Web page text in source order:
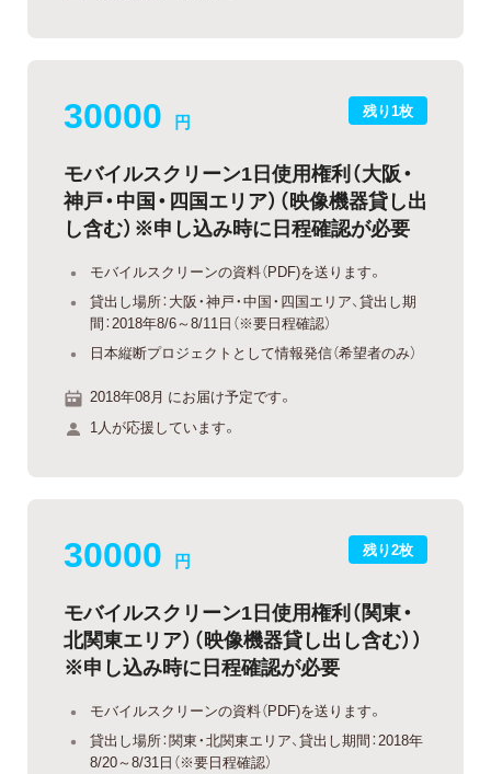
残り1枚
30000 円
モバイルスクリーン1日使用権利（大阪・
神戸・中国・四国エリア）（映像機器貸し出
し含む）※申し込み時に日程確認が必要
モバイルスクリーンの資料（PDF)を送ります。
貸出し場所：大阪・神戸・中国・四国エリア、貸出し期
間：2018年8/6～8/11日（※要日程確認）
日本縦断プロジェクトとして情報発信（希望者のみ）
2018年08月 にお届け予定です。
1人が応援しています。
残り2枚
30000 円
モバイルスクリーン1日使用権利（関東・
北関東エリア）（映像機器貸し出し含む））
※申し込み時に日程確認が必要
モバイルスクリーンの資料（PDF)を送ります。
貸出し場所：関東・北関東エリア、貸出し期間：2018年
8/20～8/31日（※要日程確認）